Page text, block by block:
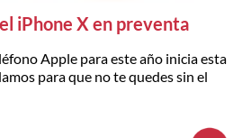
iPhone X en preventa
Apple para este año inicia esta
para que no te quedes sin el